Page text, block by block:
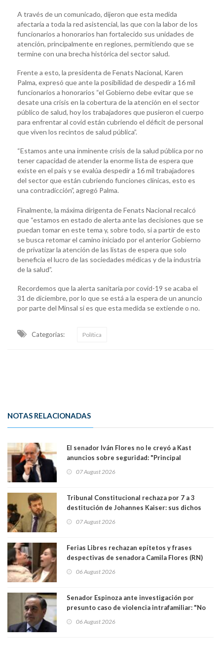
A través de un comunicado, dijeron que esta medida
afectaría a toda la red asistencial, las que con la labor de los
funcionarios a honorarios han fortalecido sus unidades de
atención, principalmente en regiones, permitiendo que se
termine con una brecha histórica del sector salud.
Frente a esto, la presidenta de Fenats Nacional, Karen
Palma, expresó que ante la posibilidad de despedir a 16 mil
funcionarios a honorarios “el Gobierno debe evitar que se
desate una crisis en la cobertura de la atención en el sector
público de salud, hoy los trabajadores que pusieron el cuerpo
para enfrentar al covid están cubriendo el déficit de personal
que viven los recintos de salud pública”.
“Estamos ante una inminente crisis de la salud pública por no
tener capacidad de atender la enorme lista de espera que
existe en el país y se evalúa despedir a 16 mil trabajadores
del sector que están cubriendo funciones clínicas, esto es
una contradicción”, agregó Palma.
Finalmente, la máxima dirigenta de Fenats Nacional recalcó
que “estamos en estado de alerta ante las decisiones que se
puedan tomar en este tema y, sobre todo, si a partir de esto
se busca retomar el camino iniciado por el anterior Gobierno
de privatizar la atención de las listas de espera que solo
beneficia el lucro de las sociedades médicas y de la industria
de la salud”.
Recordemos que la alerta sanitaria por covid-19 se acaba el
31 de diciembre, por lo que se está a la espera de un anuncio
por parte del Minsal si es que esta medida se extiende o no.
Categorias: Política
NOTAS RELACIONADAS
El senador Iván Flores no le creyó a Kast
anuncios sobre seguridad: "Principal
perseguir ruta del dinero y levantar secreto
07 August 2026
Tribunal Constitucional rechaza por 7 a 3
destitución de Johannes Kaiser: sus dichos
justicia constitucional porque no es diputado
07 August 2026
Ferias Libres rechazan epítetos y frases
despectivas de senadora Camila Flores (RN)
06 August 2026
Senador Espinoza ante investigación por
presunto caso de violencia intrafamiliar: "No
antecedentes a Tribunal Supremo
06 August 2026